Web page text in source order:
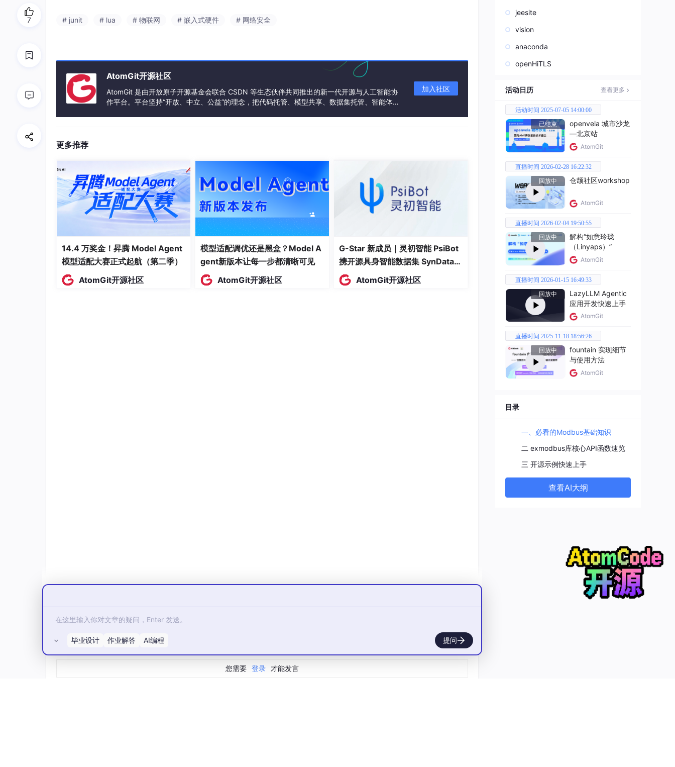
编码格式：二进制，在RTU基础上增加了MBAP头；
校验方式：无需校验位，直接通过TCP/IP传输；
典型示例：
请求:00 01 00 00 00 06 01 03 00 00 00 02
p应:00 01 00 00 00 07 01 03 04 00 01 00
Modbus定义了四种数据对象：线圈、离散输入、输入寄存器和保持寄存器，并通过功能码实现设备间的数据交换。
LuatOS的exmodbus库从工业应用实际需求出发，将复杂的协议细节封装为简洁易用的API，使开发者能够专注于业
务逻辑，从而有效缩短项目周期、降低维护成本。
# junit # lua # 物联网 # 嵌入式硬件 # 网络安全
AtomGit开源社区
AtomGit 是由开放原子开源基金会联合 CSDN 等生态伙伴共同推出的新一代开源与人工智能协
作平台。平台坚持“开放、中立、公益”的理念，把代码托管、模型共享、数据集托管、智能体开
加入社区
更多推荐
14.4 万奖金！昇腾 Model Agent
模型适配大赛正式起航（第二季）
AtomGit开源社区
模型适配调优还是黑盒？Model A
gent新版本让每一步都清晰可见
AtomGit开源社区
G-Star 新成员｜灵初智能 PsiBot
携开源具身智能数据集 SynData
入驻 AtomGit
AtomGit开源社区
7
所有评论(0)
您需要 登录 才能发言
毕业设计 作业解答 AI编程 提问
jeesite
vision
anaconda
openHiTLS
活动日历 查看更多
活动时间 2025-07-05 14:00:00
已结束
openvela 城市沙龙
—北京站
AtomGit
直播时间 2026-02-28 16:22:32
回放中
仓颉社区workshop
AtomGit
直播时间 2026-02-04 19:50:55
回放中
解构“如意玲珑
（Linyaps）”
AtomGit
直播时间 2026-01-15 16:49:33
回放中
LazyLLM Agentic
应用开发快速上手
AtomGit
直播时间 2025-11-18 18:56:26
回放中
fountain 实现细节
与使用方法
AtomGit
目录
一、必看的Modbus基础知识
二 exmodbus库核心API函数速览
三 开源示例快速上手
查看AI大纲